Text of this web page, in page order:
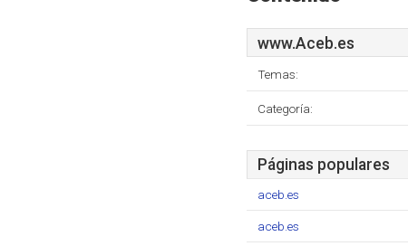
www.Aceb.es
Temas:
Categoría:
Páginas populares
aceb.es
aceb.es